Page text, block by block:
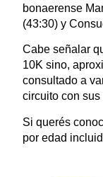
bonaerense
(43:30) y
Cabe señalar
10K sino,
consultado a
circuito con
Si querés
por edad